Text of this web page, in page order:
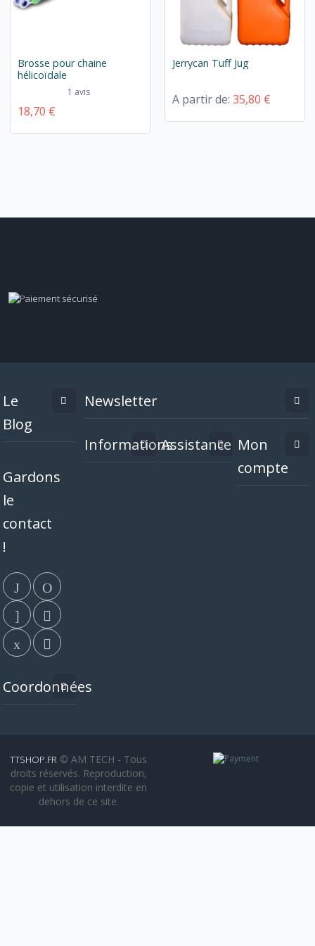
Brosse pour chaine
hélicoïdale
1 avis
18,70 €
Jerrycan Tuff Jug
A partir de:35,80 €
Le
Blog
Gardons
le
contact
!
Coordonnées
Newsletter
InformationsAssistance Mon
compte
TTSHOP.FR © AM TECH - Tous
droits réservés. Reproduction,
copie et utilisation interdite en
dehors de ce site.